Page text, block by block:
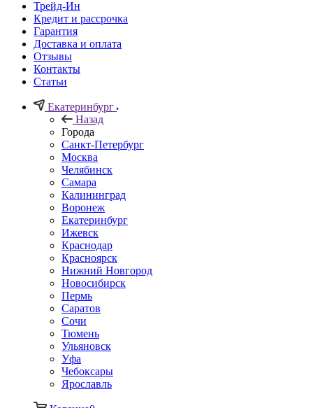
Трейд-Ин
Кредит и рассрочка
Гарантия
Доставка и оплата
Отзывы
Контакты
Статьи
Екатеринбург
Назад
Города
Санкт-Петербург
Москва
Челябинск
Самара
Калининград
Воронеж
Екатеринбург
Ижевск
Краснодар
Красноярск
Нижний Новгород
Новосибирск
Пермь
Саратов
Сочи
Тюмень
Ульяновск
Уфа
Чебоксары
Ярославль